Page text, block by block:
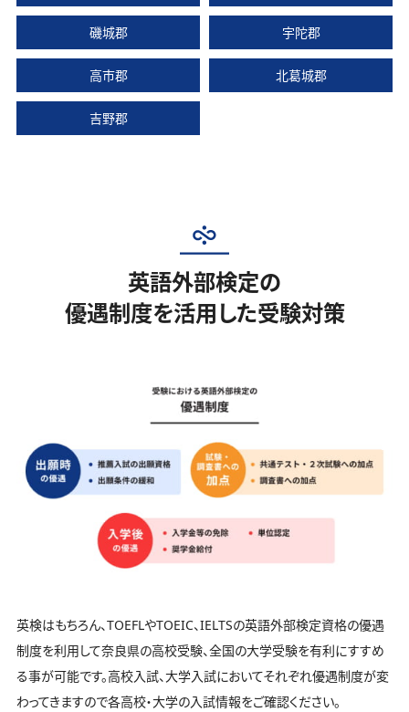
磯城郡 宇陀郡
高市郡 北葛城郡
吉野郡
英語外部検定の
優遇制度を活用した受験対策
英検はもちろん、TOEFLやTOEIC、IELTSの英語外部検定資格の優遇
制度を利用して奈良県の高校受験、全国の大学受験を有利にすすめ
る事が可能です。高校入試、大学入試においてそれぞれ優遇制度が変
わってきますので各高校・大学の入試情報をご確認ください。